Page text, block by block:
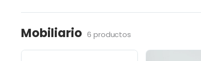
Mobiliario 6 productos